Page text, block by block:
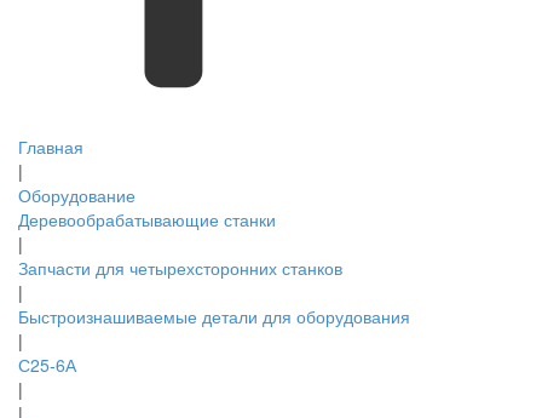
Главная
|
Оборудование
Деревообрабатывающие станки
|
Запчасти для четырехсторонних станков
|
Быстроизнашиваемые детали для оборудования
|
С25-6А
|
|